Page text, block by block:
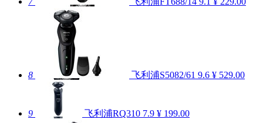
8 飞利浦S5082/61 9.6 ¥ 529.00
9 飞利浦RQ310 7.9 ¥ 199.00